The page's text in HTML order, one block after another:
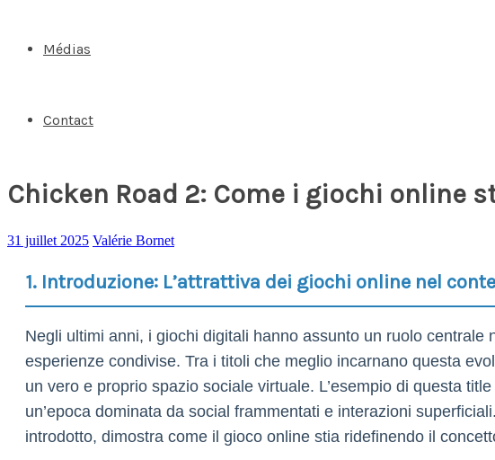
Médias
Contact
Chicken Road 2: Come i giochi
31 juillet 2025 Valérie Bornet
1. Introduzione: L’attrattiva dei giochi online nel
Negli ultimi anni, i giochi digitali hanno assunto un ruolo
esperienze condivise. Tra i titoli che meglio incarnano questa
un vero e proprio spazio sociale virtuale. L’esempio di questa
un’epoca dominata da social frammentati e interazioni
introdotto, dimostra come il gioco online stia ridefinendo il